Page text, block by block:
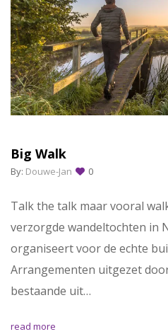
Big Walk
By: Douwe-Jan 0
Talk the talk maar vooral
verzorgde wandeltochten in
organiseert voor de echte
Arrangementen uitgezet
bestaande uit…
read more